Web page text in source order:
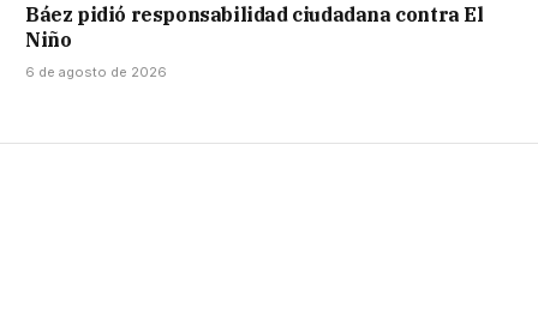
Báez pidió responsabilidad ciudadana contra El
Niño
6 de agosto de 2026